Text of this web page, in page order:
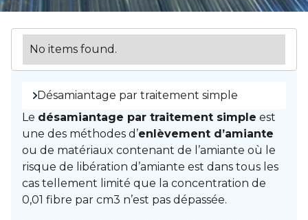
No items found.
Désamiantage par traitement simple
Le désamiantage par traitement simple est
une des méthodes d’enlèvement d’amiante
ou de matériaux contenant de l’amiante où le
risque de libération d’amiante est dans tous les
cas tellement limité que la concentration de
0,01 fibre par cm3 n’est pas dépassée.